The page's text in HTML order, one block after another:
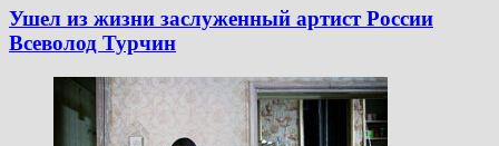
Ушел из жизни заслуженный артист России
Всеволод Турчин